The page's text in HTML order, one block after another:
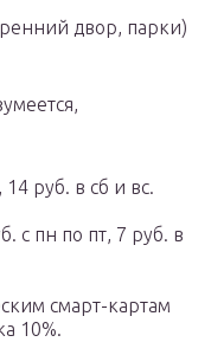
двор, парки)
руб. в сб и вс.
с пн по пт, 7 руб. в
смарт-картам
10%.